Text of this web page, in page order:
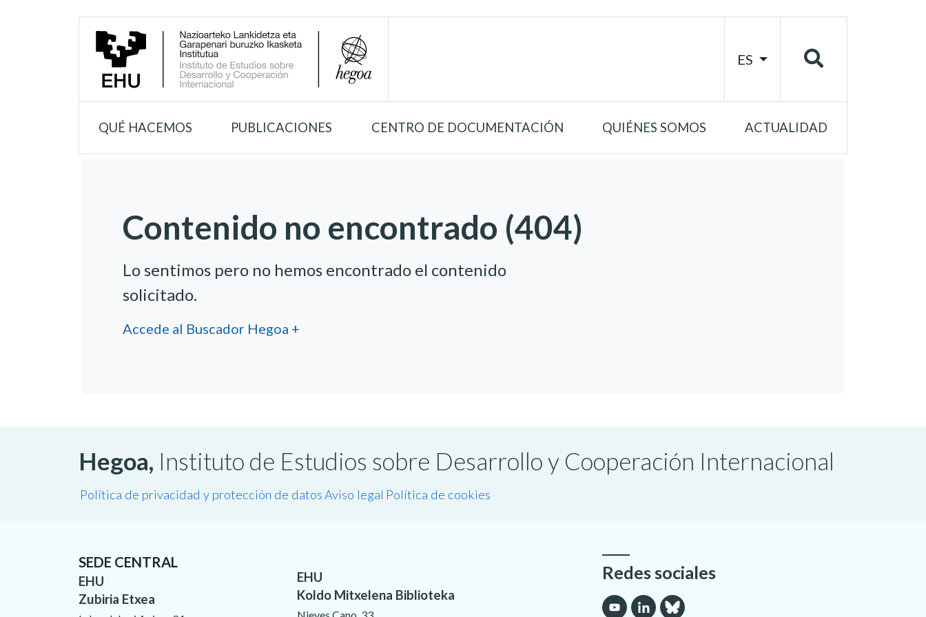
ES
QUÉ HACEMOS PUBLICACIONES CENTRO DE DOCUMENTACIÓN QUIÉNES SOMOS ACTUALIDAD
Contenido no encontrado (404)
Lo sentimos pero no hemos encontrado el contenido
solicitado.
Accede al Buscador Hegoa +
Hegoa, Instituto de Estudios sobre Desarrollo y Cooperación Internacional
Política de privacidad y protección de datosAviso legal Política de cookies
SEDE CENTRAL
EHU
Zubiria Etxea
EHU
Koldo Mitxelena Biblioteka
Redes sociales